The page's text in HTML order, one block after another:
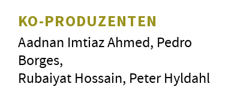
KO-PRODUZENTEN
Aadnan Imtiaz Ahmed, Pedro
Borges,
Rubaiyat Hossain, Peter Hyldahl